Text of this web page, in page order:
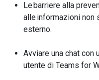
Le barriere alla
alle informazioni non
esterno.
Avviare una chat con
utente di Teams for